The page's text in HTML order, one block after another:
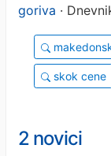
goriva ·
skok cene
2 novici